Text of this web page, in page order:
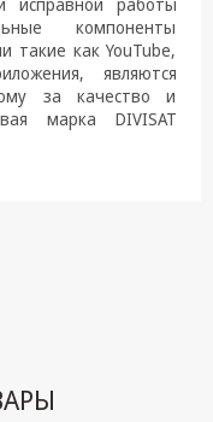
компоненты
такие как YouTube,
являются
за качество и
марка DIVISAT